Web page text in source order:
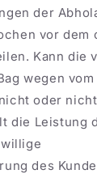
der
vor dem
Kann die
wegen
oder
die Leistung
des